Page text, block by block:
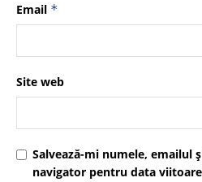
Email *
Site web
Salvează-mi numele, emailul
navigator pentru data